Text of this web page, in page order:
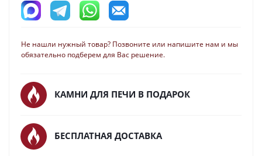
Не нашли нужный товар? Позвоните или напишите нам и мы
обязательно подберем для Вас решение.
КАМНИ ДЛЯ ПЕЧИ В ПОДАРОК
БЕСПЛАТНАЯ ДОСТАВКА